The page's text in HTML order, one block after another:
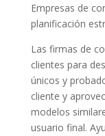
Empresas de
planificación
Las firmas de
clientes para
únicos y
cliente y
modelos
usuario final.